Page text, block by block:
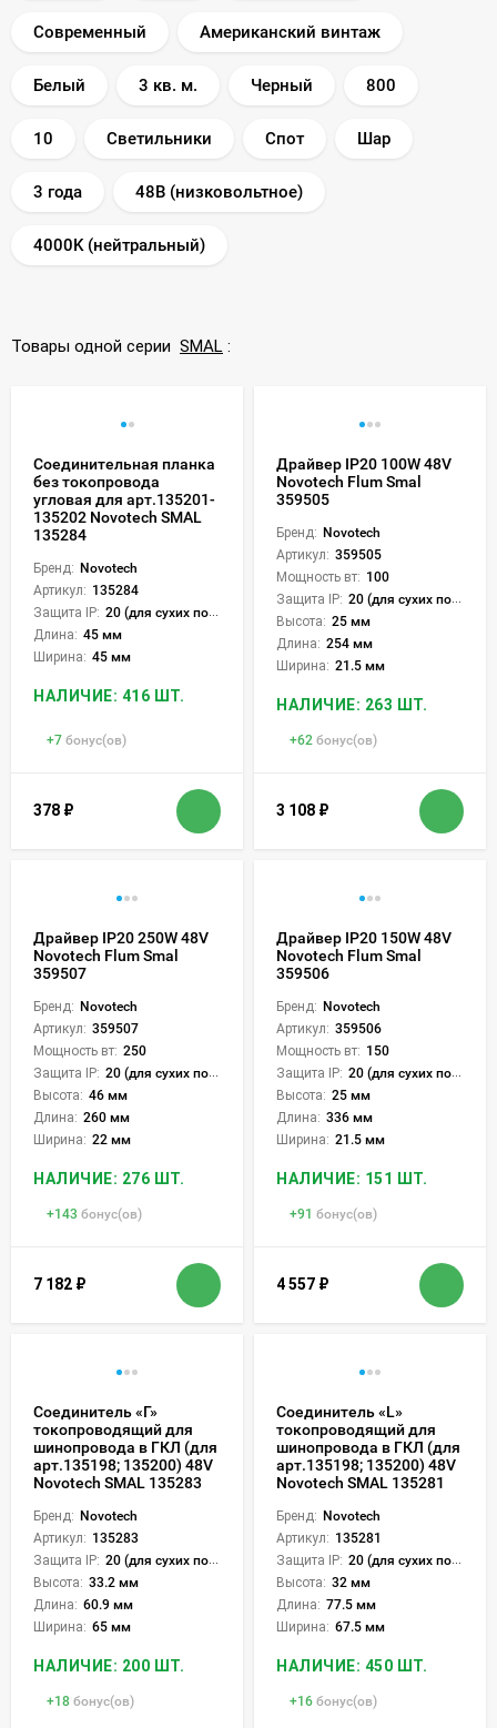
Современный Американский винтаж
Белый 3 кв. м. Черный 800
10 Светильники Спот Шар
3 года 48В (низковольтное)
4000K (нейтральный)
Товары одной серии SMAL :
Соединительная планка
без токопровода
угловая для арт.135201-
135202 Novotech SMAL
135284
Бренд: Novotech
Артикул: 135284
Защита IP: 20 (для сухих пом.)
Длина: 45 мм
Ширина: 45 мм
НАЛИЧИЕ: 416 ШТ.
+7 бонус(ов)
378 ₽
Драйвер IP20 100W 48V
Novotech Flum Smal
359505
Бренд: Novotech
Артикул: 359505
Мощность вт: 100
Защита IP: 20 (для сухих пом.)
Высота: 25 мм
Длина: 254 мм
Ширина: 21.5 мм
НАЛИЧИЕ: 263 ШТ.
+62 бонус(ов)
3 108 ₽
Драйвер IP20 250W 48V
Novotech Flum Smal
359507
Бренд: Novotech
Артикул: 359507
Мощность вт: 250
Защита IP: 20 (для сухих пом.)
Высота: 46 мм
Длина: 260 мм
Ширина: 22 мм
НАЛИЧИЕ: 276 ШТ.
+143 бонус(ов)
7 182 ₽
Драйвер IP20 150W 48V
Novotech Flum Smal
359506
Бренд: Novotech
Артикул: 359506
Мощность вт: 150
Защита IP: 20 (для сухих пом.)
Высота: 25 мм
Длина: 336 мм
Ширина: 21.5 мм
НАЛИЧИЕ: 151 ШТ.
+91 бонус(ов)
4 557 ₽
Соединитель «Г»
токопроводящий для
шинопровода в ГКЛ (для
арт.135198; 135200) 48V
Novotech SMAL 135283
Бренд: Novotech
Артикул: 135283
Защита IP: 20 (для сухих пом.)
Высота: 33.2 мм
Длина: 60.9 мм
Ширина: 65 мм
НАЛИЧИЕ: 200 ШТ.
+18 бонус(ов)
Соединитель «L»
токопроводящий для
шинопровода в ГКЛ (для
арт.135198; 135200) 48V
Novotech SMAL 135281
Бренд: Novotech
Артикул: 135281
Защита IP: 20 (для сухих пом.)
Высота: 32 мм
Длина: 77.5 мм
Ширина: 67.5 мм
НАЛИЧИЕ: 450 ШТ.
+16 бонус(ов)